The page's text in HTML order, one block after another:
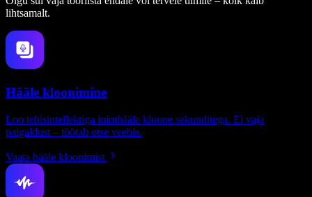
lihtsamalt.
Hääle kloonimine
Loo tehisintellektiga inimhääle kloone sekunditega. Ei vaja
paigaldust – töötab otse veebis.
Vaata hääle kloonimist